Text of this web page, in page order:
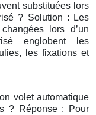
substituées lors
? Solution : Les
lors d’un
englobent les
les fixations et
volet automatique
? Réponse : Pour